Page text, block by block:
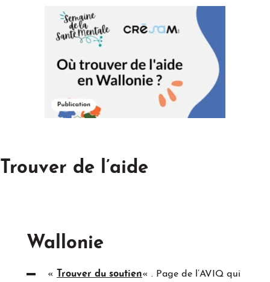
Trouver de l’aide
Wallonie
« Trouver du soutien« . Page de l’AVIQ qui